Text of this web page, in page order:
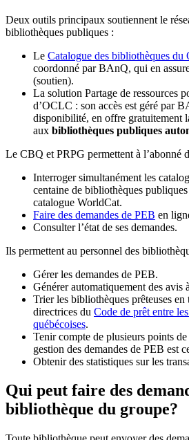
Deux outils principaux soutiennent le
bibliothèques publiques :
Le Catalogue des bibliothèques du
coordonné par BAnQ, qui en
(soutien).
La solution Partage de ressources
d’OCLC : son accès est géré par
disponibilité, en offre gratuitement
aux bibliothèques publiques
Le CBQ et PRPG permettent à l’abonné
Interroger simultanément les
centaine de bibliothèques
catalogue WorldCat.
Faire des demandes de PEB en
Consulter l’état de ses demandes.
Ils permettent au personnel des
Gérer les demandes de PEB.
Générer automatiquement des avis
Trier les bibliothèques prêteuses
directrices du Code de prêt entre
québécoises.
Tenir compte de plusieurs points
gestion des demandes de PEB est
Obtenir des statistiques sur les
Qui peut faire des
bibliothèque du groupe?